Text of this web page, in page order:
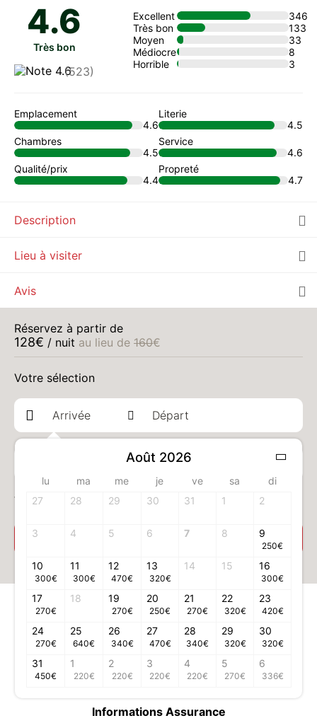
4.6
Très bon
(523)
Excellent
346
Très bon
133
Moyen
33
Médiocre
8
Horrible
3
Emplacement
4.6
Chambres
4.5
Qualité/prix
4.4
Literie
4.5
Service
4.6
Propreté
4.7
Description
Lieu à visiter
Avis
Réservez à partir de
128€ / nuit au lieu de 160€
Votre sélection
Août 2026
lu ma me je ve sa
di
27
28 29 30 31 1 2
3 4 5 6 7 8 9
250€
10
300€
11
300€
12
470€
13
320€
14 15 16
300€
17
270€
18 19
270€
20
250€
21
270€
22
320€
23
420€
24
270€
25
640€
26
340€
27
470€
28
340€
29
320€
30
320€
31
450€
1
220€
2
220€
3
220€
4
220€
5
270€
6
336€
Votre chambre
Sélectionner votre chambre
Informations légales
Conditions générales d'utilisation
Conditions générales de vente
Mentions légales
Données personnelles
Informations Assurance